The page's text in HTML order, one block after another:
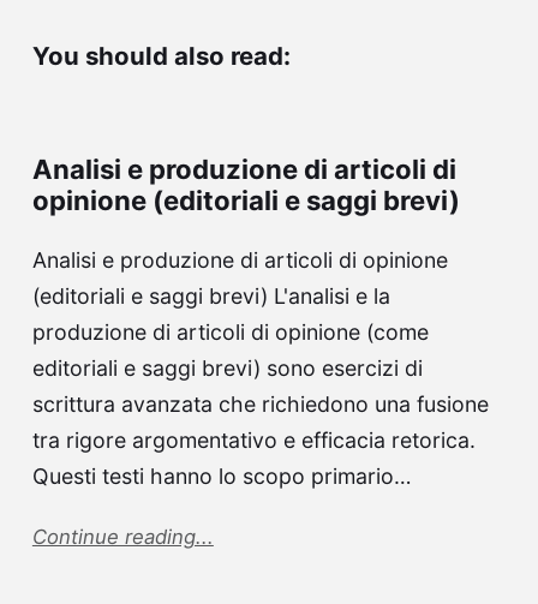
You should also read:
Analisi e produzione di articoli di
opinione (editoriali e saggi brevi)
Analisi e produzione di articoli di opinione
(editoriali e saggi brevi) L'analisi e la
produzione di articoli di opinione (come
editoriali e saggi brevi) sono esercizi di
scrittura avanzata che richiedono una fusione
tra rigore argomentativo e efficacia retorica.
Questi testi hanno lo scopo primario…
Continue reading...